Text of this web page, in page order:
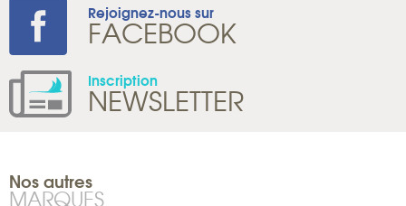
Rejoignez-nous sur
FACEBOOK
Inscription
NEWSLETTER
Nos autres
MARQUES